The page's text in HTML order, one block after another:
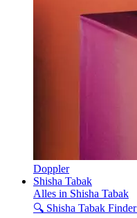
Doppler
Shisha Tabak
Alles in Shisha Tabak
🔍 Shisha Tabak Finder